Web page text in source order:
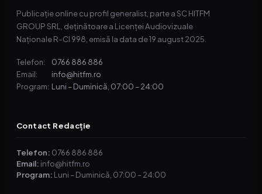
Publicație online cu profil generalist, parte a SC HITFM
GROUP SRL, deținătoare a Licenței Audiovizuale
Naționale R-CI 998, emisă la data de 19 august 2025.
Telefon: 0766 886 886
Email: info@hitfm.ro
Program: Luni – Duminică, 07:00 – 24:00
Contact Redacție
Telefon: 0766 886 886
Email: info@hitfm.ro
Program: Luni – Duminică, 07:00 – 24:00